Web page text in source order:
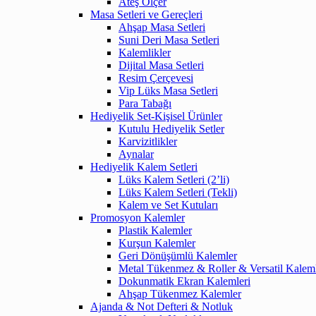
Masa Setleri ve Gereçleri
Ahşap Masa Setleri
Suni Deri Masa Setleri
Kalemlikler
Dijital Masa Setleri
Resim Çerçevesi
Vip Lüks Masa Setleri
Para Tabağı
Hediyelik Set-Kişisel Ürünler
Kutulu Hediyelik Setler
Karvizitlikler
Aynalar
Hediyelik Kalem Setleri
Lüks Kalem Setleri (2’li)
Lüks Kalem Setleri (Tekli)
Kalem ve Set Kutuları
Promosyon Kalemler
Plastik Kalemler
Kurşun Kalemler
Geri Dönüşümlü Kalemler
Metal Tükenmez & Roller & Versatil
Dokunmatik Ekran Kalemleri
Ahşap Tükenmez Kalemler
Ajanda & Not Defteri & Notluk